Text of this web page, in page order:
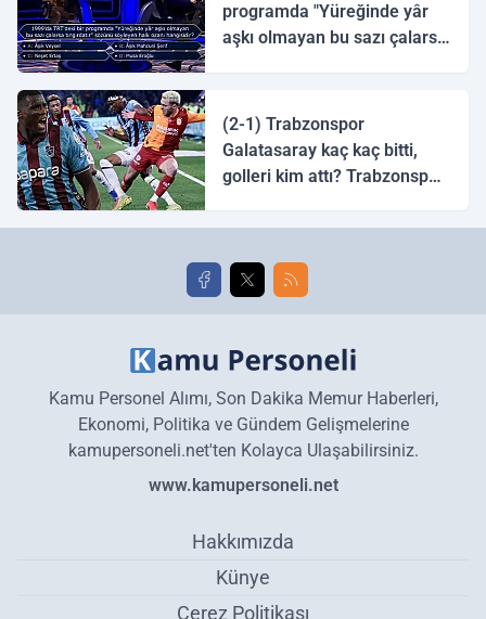
programda "Yüreğinde yâr
aşkı olmayan bu sazı çalarsa
(2-1) Trabzonspor
Galatasaray kaç kaç bitti,
golleri kim attı? Trabzonspor
golleri!
Kamu Personel Alımı, Son Dakika Memur Haberleri,
Ekonomi, Politika ve Gündem Gelişmelerine
kamupersoneli.net'ten Kolayca Ulaşabilirsiniz.
www.kamupersoneli.net
Hakkımızda
Künye
Çerez Politikası